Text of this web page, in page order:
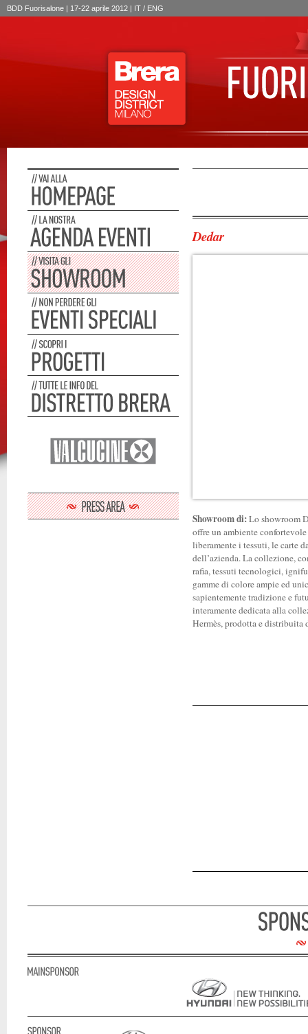
BDD Fuorisalone | 17-22 aprile 2012 | IT / ENG
Dedar
Showroom di:Lo showroom
offre un ambiente
liberamente i tessuti, le carte
dell’azienda. La collezione,
rafia, tessuti tecnologici,
gamme di colore ampie ed
sapientemente tradizione e
interamente dedicata alla
Hermès, prodotta e distribuita